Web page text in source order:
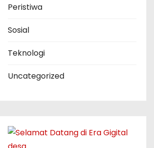
Peristiwa
Sosial
Teknologi
Uncategorized